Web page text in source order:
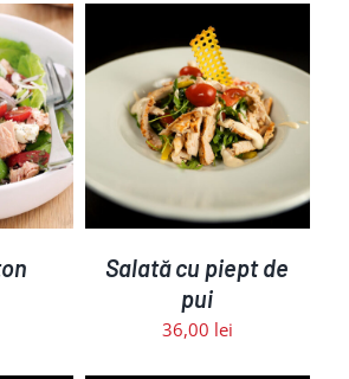
/
Salată cu piept de
pui
36,00 lei